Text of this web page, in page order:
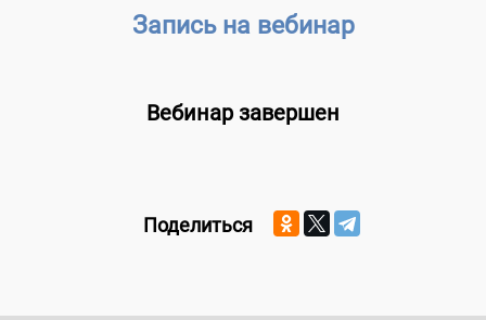
Запись на вебинар
Вебинар завершен
Поделиться